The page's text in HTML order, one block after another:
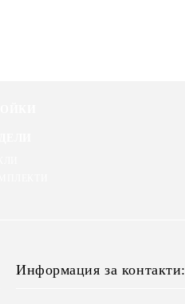
Информация за контакти: